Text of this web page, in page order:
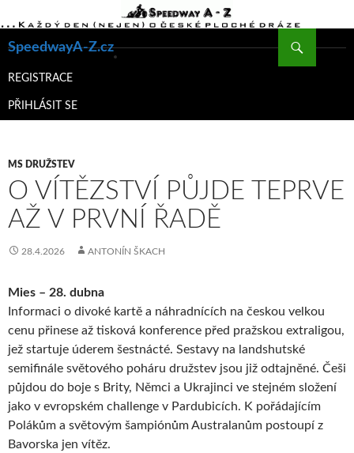
SpeedwayA-Z.cz
K
WEBU
REGISTRACE
PŘIHLÁSIT SE
MS DRUŽSTEV
O VÍTĚZSTVÍ PŮJDE TEPRVE
AŽ V PRVNÍ ŘADĚ
28.4.2026 ANTONÍN ŠKACH
Mies – 28. dubna
Informaci o divoké kartě a náhradnících na českou velkou
cenu přinese až tisková konference před pražskou extraligou,
jež startuje úderem šestnácté. Sestavy na landshutské
semifinále světového poháru družstev jsou již odtajněné. Češi
půjdou do boje s Brity, Němci a Ukrajinci ve stejném složení
jako v evropském challenge v Pardubicích. K pořádajícím
Polákům a světovým šampiónům Australanům postoupí z
Bavorska jen vítěz.